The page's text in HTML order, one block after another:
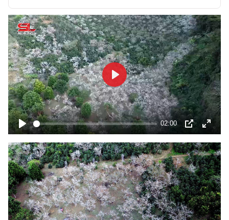
Play
Play
02:00
PIP Toàn
màn
hình
Play